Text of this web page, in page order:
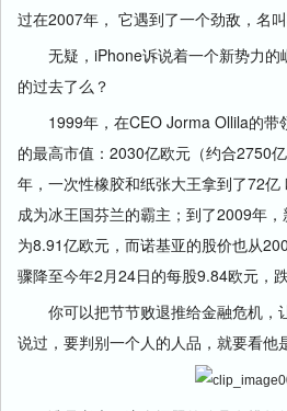
过在2007年， 它遇到了一个劲敌，名叫
无疑，iPhone诉说着一个新势力的
的过去了么？
1999年，在CEO Jorma Ollila的带
的最高市值：2030亿欧元（约合2750
年，一次性橡胶和纸张大王拿到了72亿
成为冰王国芬兰的霸主；到了2009年
为8.91亿欧元，而诺基亚的股价也从
骤降至今年2月24日的每股9.84欧元，
你可以把节节败退推给金融危机，
说过，要判别一个人的人品，就要看他